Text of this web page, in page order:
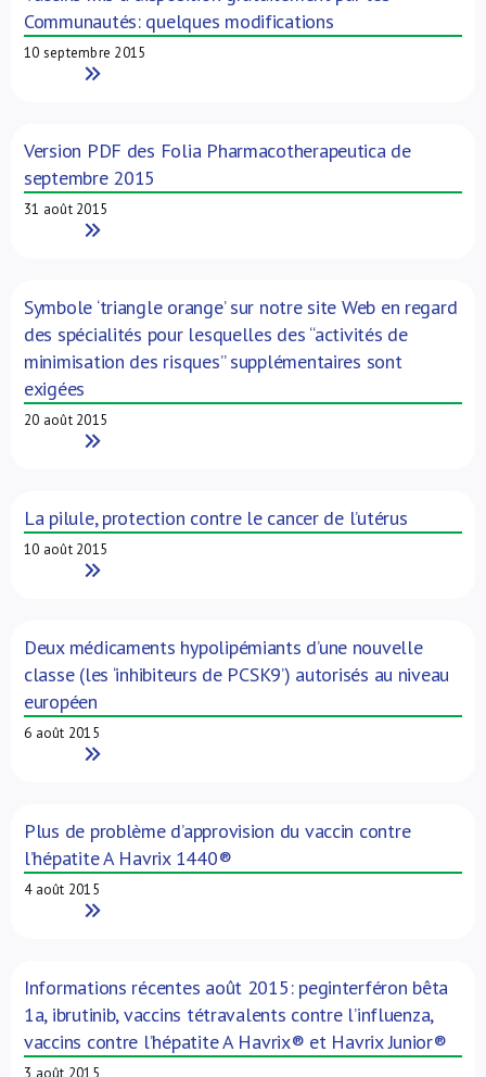
Communautés: quelques modifications
10 septembre 2015
Read More
Version PDF des Folia Pharmacotherapeutica de
septembre 2015
31 août 2015
Read More
Symbole ‘triangle orange’ sur notre site Web en regard
des spécialités pour lesquelles des “activités de
minimisation des risques” supplémentaires sont
exigées
20 août 2015
Read More
La pilule, protection contre le cancer de l’utérus
10 août 2015
Read More
Deux médicaments hypolipémiants d’une nouvelle
classe (les ‘inhibiteurs de PCSK9’) autorisés au niveau
européen
6 août 2015
Read More
Plus de problème d’approvision du vaccin contre
l’hépatite A Havrix 1440®
4 août 2015
Read More
Informations récentes août 2015: peginterféron bêta
1a, ibrutinib, vaccins tétravalents contre l’influenza,
vaccins contre l’hépatite A Havrix® et Havrix Junior®
3 août 2015